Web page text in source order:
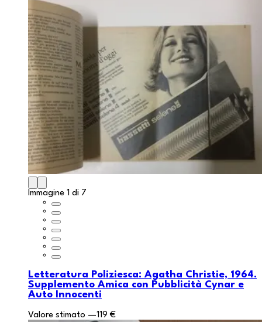
Immagine 1 di 7
Letteratura Poliziesca: Agatha Christie, 1964.
Supplemento Amica con Pubblicità Cynar e
Auto Innocenti
Valore stimato —119 €